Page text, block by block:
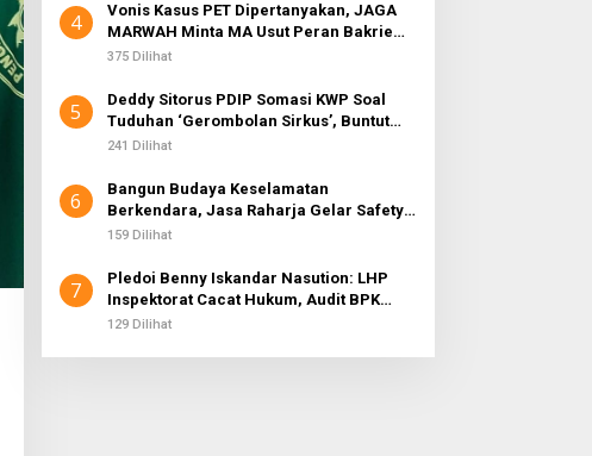
4
Vonis Kasus PET Dipertanyakan, JAGA
MARWAH Minta MA Usut Peran Bakrie
Group
375 Dilihat
5
Deddy Sitorus PDIP Somasi KWP Soal
Tuduhan ‘Gerombolan Sirkus’, Buntut
Rapat Komisi II Dipimpin Sufmi Dasco
241 Dilihat
6
Bangun Budaya Keselamatan
Berkendara, Jasa Raharja Gelar Safety
Campaign di PT Pasifik Medan Industri
159 Dilihat
7
Pledoi Benny Iskandar Nasution: LHP
Inspektorat Cacat Hukum, Audit BPK
Nihil Temuan
129 Dilihat